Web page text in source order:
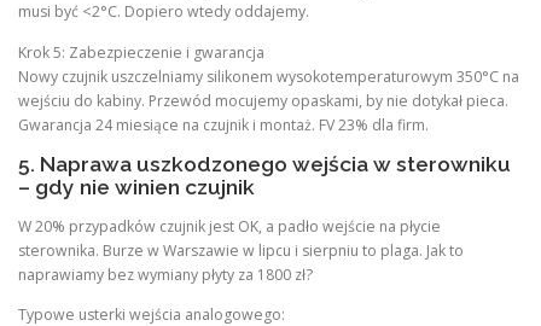
musi być <2°C. Dopiero wtedy oddajemy.
Krok 5: Zabezpieczenie i gwarancja
Nowy czujnik uszczelniamy silikonem wysokotemperaturowym 350°C na
wejściu do kabiny. Przewód mocujemy opaskami, by nie dotykał pieca.
Gwarancja 24 miesiące na czujnik i montaż. FV 23% dla firm.
5. Naprawa uszkodzonego wejścia w sterowniku
– gdy nie winien czujnik
W 20% przypadków czujnik jest OK, a padło wejście na płycie
sterownika. Burze w Warszawie w lipcu i sierpniu to plaga. Jak to
naprawiamy bez wymiany płyty za 1800 zł?
Typowe usterki wejścia analogowego: